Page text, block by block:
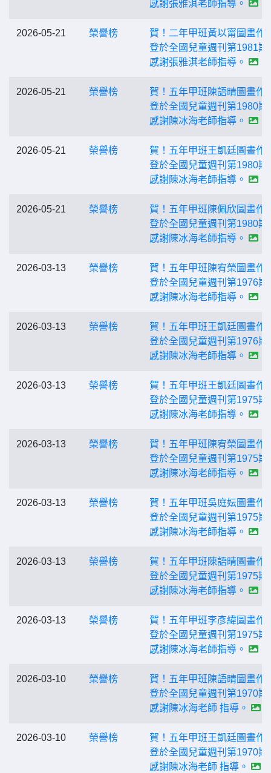
感謝張雅淇老師指導。
2026-05-21 榮譽榜
賀！二年甲班黃以甯圖畫作
登於全國兒童週刊第1981期
感謝張雅淇老師指導。
2026-05-21 榮譽榜
賀！五年甲班陳語晴圖畫作
登於全國兒童週刊第1980期
感謝陳冰海老師指導。
2026-05-21 榮譽榜
賀！五年甲班王凱廷圖畫作
登於全國兒童週刊第1980期
感謝陳冰海老師指導。
2026-05-21 榮譽榜
賀！五年甲班陳佩欣圖畫作
登於全國兒童週刊第1980期
感謝陳冰海老師指導。
2026-03-13 榮譽榜
賀！五年甲班陳宥榮圖畫作
登於全國兒童週刊第1976期
感謝陳冰海老師指導。
2026-03-13 榮譽榜
賀！五年甲班王凱廷圖畫作
登於全國兒童週刊第1976期
感謝陳冰海老師指導。
2026-03-13 榮譽榜
賀！五年甲班王凱廷圖畫作
登於全國兒童週刊第1975期
感謝陳冰海老師指導。
2026-03-13 榮譽榜
賀！五年甲班陳宥榮圖畫作
登於全國兒童週刊第1975期
感謝陳冰海老師指導。
2026-03-13 榮譽榜
賀！五年甲班吳庭妘圖畫作
登於全國兒童週刊第1975期
感謝陳冰海老師指導。
2026-03-13 榮譽榜
賀！五年甲班陳語晴圖畫作
登於全國兒童週刊第1975期
感謝陳冰海老師指導。
2026-03-13 榮譽榜
賀！五年甲班李彥緯圖畫作
登於全國兒童週刊第1975期
感謝陳冰海老師指導。
2026-03-10 榮譽榜
賀！五年甲班陳語晴圖畫作
登於全國兒童週刊第1970期
感謝陳冰海老師 指導。
2026-03-10 榮譽榜
賀！五年甲班王凱廷圖畫作
登於全國兒童週刊第1970期
感謝陳冰海老師 指導。